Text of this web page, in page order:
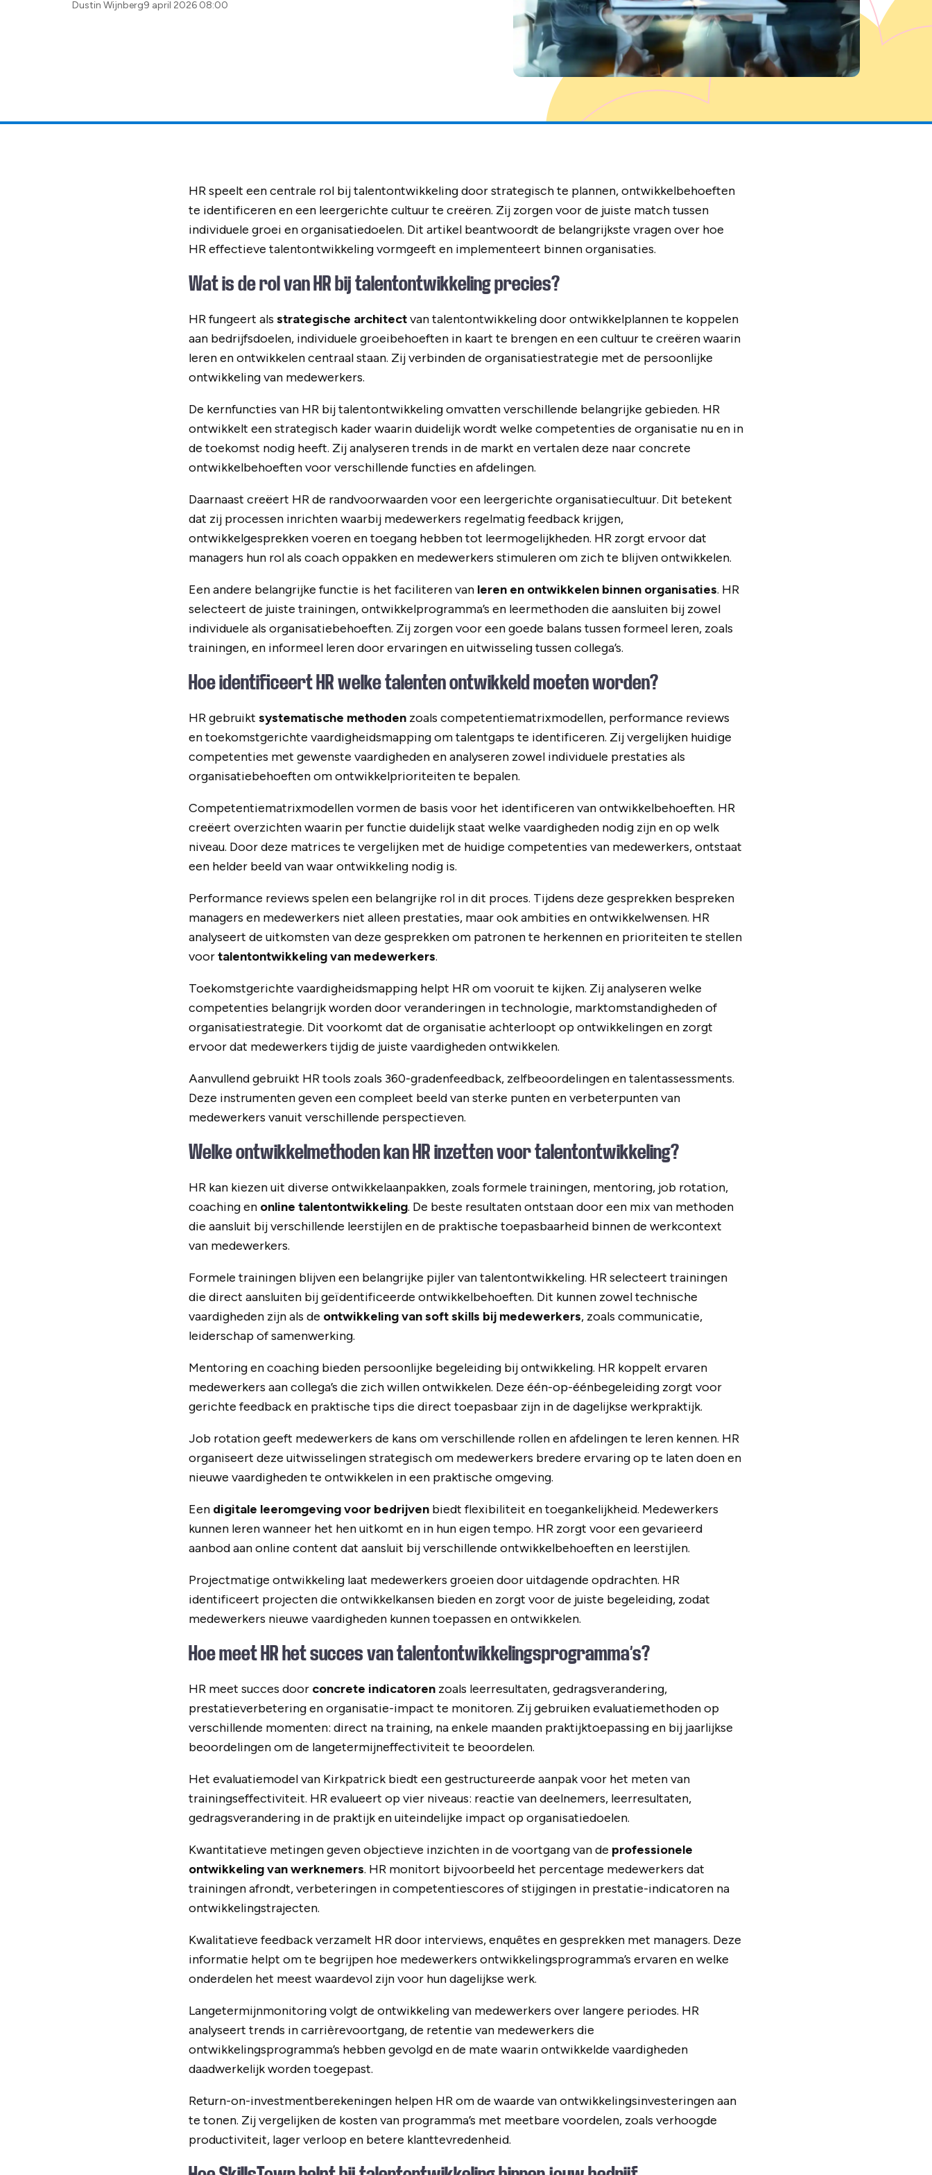
Posted
Dustin Wijnberg9 april 2026 08:00
HR speelt een centrale rol bij talentontwikkeling door strategisch te plannen, ontwikkelbehoeften
te identificeren en een leergerichte cultuur te creëren. Zij zorgen voor de juiste match tussen
individuele groei en organisatiedoelen. Dit artikel beantwoordt de belangrijkste vragen over hoe
HR effectieve talentontwikkeling vormgeeft en implementeert binnen organisaties.
Wat is de rol van HR bij talentontwikkeling precies?
HR fungeert als strategische architectvan talentontwikkeling door ontwikkelplannen te koppelen
aan bedrijfsdoelen, individuele groeibehoeften in kaart te brengen en een cultuur te creëren waarin
leren en ontwikkelen centraal staan. Zij verbinden de organisatiestrategie met de persoonlijke
ontwikkeling van medewerkers.
De kernfuncties van HR bij talentontwikkeling omvatten verschillende belangrijke gebieden. HR
ontwikkelt een strategisch kader waarin duidelijk wordt welke competenties de organisatie nu en in
de toekomst nodig heeft. Zij analyseren trends in de markt en vertalen deze naar concrete
ontwikkelbehoeften voor verschillende functies en afdelingen.
Daarnaast creëert HR de randvoorwaarden voor een leergerichte organisatiecultuur. Dit betekent
dat zij processen inrichten waarbij medewerkers regelmatig feedback krijgen,
ontwikkelgesprekken voeren en toegang hebben tot leermogelijkheden. HR zorgt ervoor dat
managers hun rol als coach oppakken en medewerkers stimuleren om zich te blijven ontwikkelen.
Een andere belangrijke functie is het faciliteren van leren en ontwikkelen binnen organisaties. HR
selecteert de juiste trainingen, ontwikkelprogramma’s en leermethoden die aansluiten bij zowel
individuele als organisatiebehoeften. Zij zorgen voor een goede balans tussen formeel leren, zoals
trainingen, en informeel leren door ervaringen en uitwisseling tussen collega’s.
Hoe identificeert HR welke talenten ontwikkeld moeten worden?
HR gebruikt systematische methoden zoals competentiematrixmodellen, performance reviews
en toekomstgerichte vaardigheidsmapping om talentgaps te identificeren. Zij vergelijken huidige
competenties met gewenste vaardigheden en analyseren zowel individuele prestaties als
organisatiebehoeften om ontwikkelprioriteiten te bepalen.
Competentiematrixmodellen vormen de basis voor het identificeren van ontwikkelbehoeften. HR
creëert overzichten waarin per functie duidelijk staat welke vaardigheden nodig zijn en op welk
niveau. Door deze matrices te vergelijken met de huidige competenties van medewerkers, ontstaat
een helder beeld van waar ontwikkeling nodig is.
Performance reviews spelen een belangrijke rol in dit proces. Tijdens deze gesprekken bespreken
managers en medewerkers niet alleen prestaties, maar ook ambities en ontwikkelwensen. HR
analyseert de uitkomsten van deze gesprekken om patronen te herkennen en prioriteiten te stellen
voortalentontwikkeling van medewerkers.
Toekomstgerichte vaardigheidsmapping helpt HR om vooruit te kijken. Zij analyseren welke
competenties belangrijk worden door veranderingen in technologie, marktomstandigheden of
organisatiestrategie. Dit voorkomt dat de organisatie achterloopt op ontwikkelingen en zorgt
ervoor dat medewerkers tijdig de juiste vaardigheden ontwikkelen.
Aanvullend gebruikt HR tools zoals 360-gradenfeedback, zelfbeoordelingen en talentassessments.
Deze instrumenten geven een compleet beeld van sterke punten en verbeterpunten van
medewerkers vanuit verschillende perspectieven.
Welke ontwikkelmethoden kan HR inzetten voor talentontwikkeling?
HR kan kiezen uit diverse ontwikkelaanpakken, zoals formele trainingen, mentoring, job rotation,
coaching en online talentontwikkeling. De beste resultaten ontstaan door een mix van methoden
die aansluit bij verschillende leerstijlen en de praktische toepasbaarheid binnen de werkcontext
van medewerkers.
Formele trainingen blijven een belangrijke pijler van talentontwikkeling. HR selecteert trainingen
die direct aansluiten bij geïdentificeerde ontwikkelbehoeften. Dit kunnen zowel technische
vaardigheden zijn als de ontwikkeling van soft skills bij medewerkers, zoals communicatie,
leiderschap of samenwerking.
Mentoring en coaching bieden persoonlijke begeleiding bij ontwikkeling. HR koppelt ervaren
medewerkers aan collega’s die zich willen ontwikkelen. Deze één-op-éénbegeleiding zorgt voor
gerichte feedback en praktische tips die direct toepasbaar zijn in de dagelijkse werkpraktijk.
Job rotation geeft medewerkers de kans om verschillende rollen en afdelingen te leren kennen. HR
organiseert deze uitwisselingen strategisch om medewerkers bredere ervaring op te laten doen en
nieuwe vaardigheden te ontwikkelen in een praktische omgeving.
Een digitale leeromgeving voor bedrijven biedt flexibiliteit en toegankelijkheid. Medewerkers
kunnen leren wanneer het hen uitkomt en in hun eigen tempo. HR zorgt voor een gevarieerd
aanbod aan online content dat aansluit bij verschillende ontwikkelbehoeften en leerstijlen.
Projectmatige ontwikkeling laat medewerkers groeien door uitdagende opdrachten. HR
identificeert projecten die ontwikkelkansen bieden en zorgt voor de juiste begeleiding, zodat
medewerkers nieuwe vaardigheden kunnen toepassen en ontwikkelen.
Hoe meet HR het succes van talentontwikkelingsprogramma’s?
HR meet succes door concrete indicatoren zoals leerresultaten, gedragsverandering,
prestatieverbetering en organisatie-impact te monitoren. Zij gebruiken evaluatiemethoden op
verschillende momenten: direct na training, na enkele maanden praktijktoepassing en bij jaarlijkse
beoordelingen om de langetermijneffectiviteit te beoordelen.
Het evaluatiemodel van Kirkpatrick biedt een gestructureerde aanpak voor het meten van
trainingseffectiviteit. HR evalueert op vier niveaus: reactie van deelnemers, leerresultaten,
gedragsverandering in de praktijk en uiteindelijke impact op organisatiedoelen.
Kwantitatieve metingen geven objectieve inzichten in de voortgang van de professionele
ontwikkeling van werknemers. HR monitort bijvoorbeeld het percentage medewerkers dat
trainingen afrondt, verbeteringen in competentiescores of stijgingen in prestatie-indicatoren na
ontwikkelingstrajecten.
Kwalitatieve feedback verzamelt HR door interviews, enquêtes en gesprekken met managers. Deze
informatie helpt om te begrijpen hoe medewerkers ontwikkelingsprogramma’s ervaren en welke
onderdelen het meest waardevol zijn voor hun dagelijkse werk.
Langetermijnmonitoring volgt de ontwikkeling van medewerkers over langere periodes. HR
analyseert trends in carrièrevoortgang, de retentie van medewerkers die
ontwikkelingsprogramma’s hebben gevolgd en de mate waarin ontwikkelde vaardigheden
daadwerkelijk worden toegepast.
Return-on-investmentberekeningen helpen HR om de waarde van ontwikkelingsinvesteringen aan
te tonen. Zij vergelijken de kosten van programma’s met meetbare voordelen, zoals verhoogde
productiviteit, lager verloop en betere klanttevredenheid.